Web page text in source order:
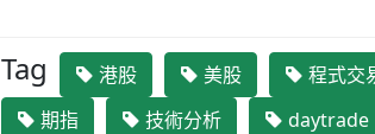
Tag 港股 美股 程式交
期指
技術分析 daytrade